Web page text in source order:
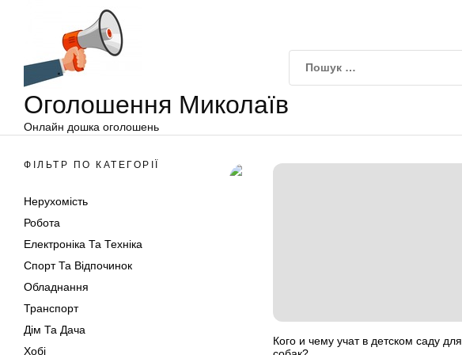
Оголошення Миколаїв
Онлайн дошка оголошень
ФІЛЬТР ПО КАТЕГОРІЇ
Нерухомість
Робота
Електроніка Та Техніка
Спорт Та Відпочинок
Обладнання
Транспорт
Дім Та Дача
Хобі
Кого и чему учат в детском саду для